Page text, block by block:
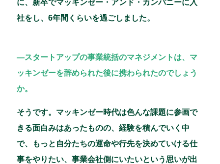
に、新卒でマッキンゼー・アンド・カンパニーに入
社をし、6年間くらいを過ごしました。
―スタートアップの事業統括のマネジメントは、マ
ッキンゼーを辞められた後に携わられたのでしょう
か。
そうです。マッキンゼー時代は色んな課題に参画で
きる面白みはあったものの、経験を積んでいく中
で、もっと自分たちの運命や行先を決めていける仕
事をやりたい、事業会社側にいたいという思いが出